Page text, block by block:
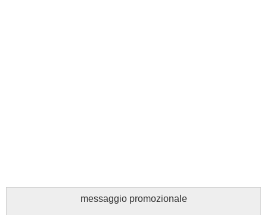
messaggio promozionale